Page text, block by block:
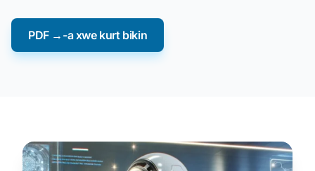
PDF →-a xwe kurt bikin